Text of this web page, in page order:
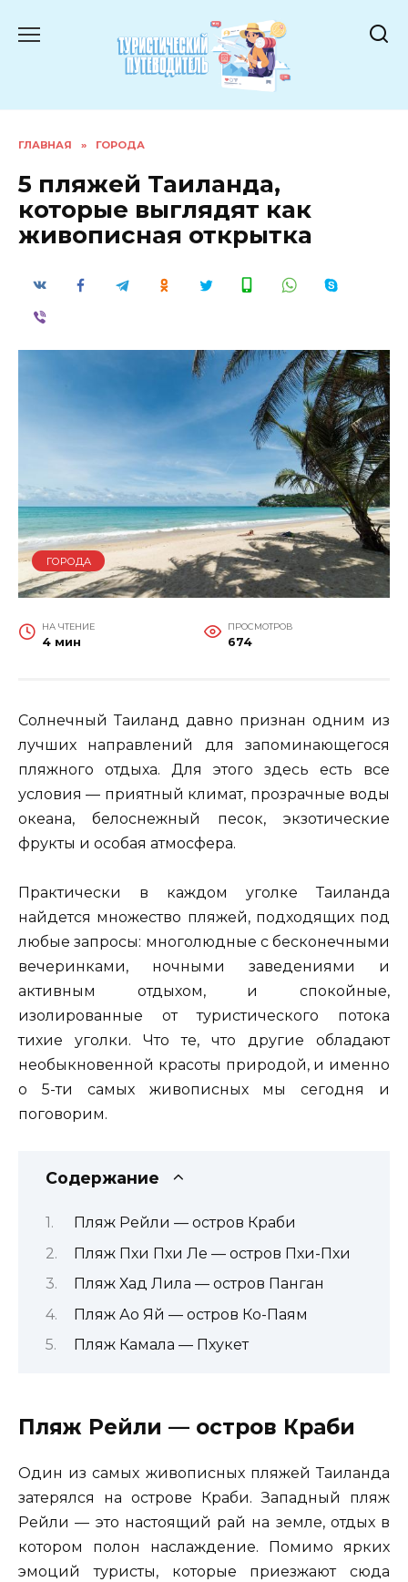
ГЛАВНАЯ » ГОРОДА
5 пляжей Таиланда,
которые выглядят как
живописная открытка
ГОРОДА
НА ЧТЕНИЕ
4 мин
ПРОСМОТРОВ
674
Солнечный Таиланд давно признан одним из
лучших направлений для запоминающегося
пляжного отдыха. Для этого здесь есть все
условия — приятный климат, прозрачные воды
океана, белоснежный песок, экзотические
фрукты и особая атмосфера.
Практически в каждом уголке Таиланда
найдется множество пляжей, подходящих под
любые запросы: многолюдные с бесконечными
вечеринками, ночными заведениями и
активным отдыхом, и спокойные,
изолированные от туристического потока
тихие уголки. Что те, что другие обладают
необыкновенной красоты природой, и именно
о 5-ти самых живописных мы сегодня и
поговорим.
Содержание
Пляж Рейли — остров Краби
Пляж Пхи Пхи Ле — остров Пхи-Пхи
Пляж Хад Лила — остров Панган
Пляж Ао Яй — остров Ко-Паям
Пляж Камала — Пхукет
Пляж Рейли — остров Краби
Один из самых живописных пляжей Таиланда
затерялся на острове Краби. Западный пляж
Рейли — это настоящий рай на земле, отдых в
котором полон наслаждение. Помимо ярких
эмоций туристы, которые приезжают сюда